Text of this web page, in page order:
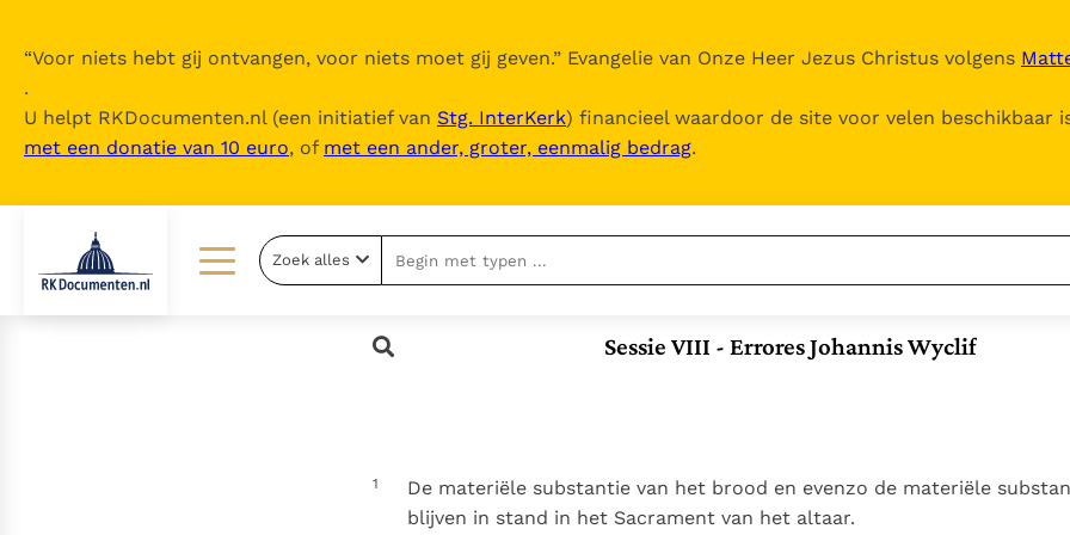
“Voor niets hebt gij ontvangen, voor niets moet gij geven.” Evangelie van Onze Heer Jezus Christus volgens
.
U helpt RKDocumenten.nl (een initiatief van Stg. InterKerk) financieel waardoor de site voor velen beschikbaar
met een donatie van 10 euro, of met een ander, groter, eenmalig bedrag.
Lezen
Over RK Documenten
Documenten
Leer de kostbare
parel van Gods
Gods Koninkrijk
Het Vaticaan publiceert
Wereldvoedselprogramma
toe
Paus Leo XIV in Pavia: "De
stad is zowel een gave
Zoek alles
Sessie VIII - Errores Johannis Wyclif
1
De materiële substantie van het brood en evenzo de materiële
blijven in stand in het Sacrament van het altaar.